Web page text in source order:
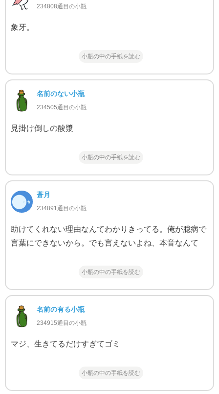
234808通目の小瓶
象牙。
小瓶の中の手紙を読む
名前のない小瓶
234505通目の小瓶
見掛け倒しの酸漿
小瓶の中の手紙を読む
蒼月
234891通目の小瓶
助けてくれない理由なんてわかりきってる。俺が臆病で
言葉にできないから。でも言えないよね、本音なんて
小瓶の中の手紙を読む
名前の有る小瓶
234915通目の小瓶
マジ、生きてるだけすぎてゴミ
小瓶の中の手紙を読む